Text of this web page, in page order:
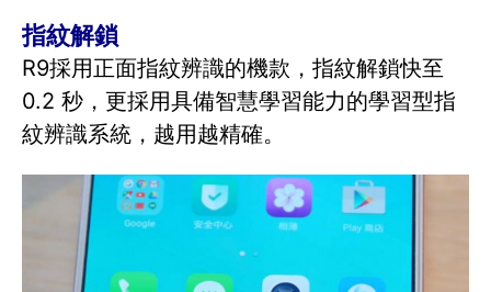
指紋解鎖
R9採用正面指紋辨識的機款，指紋解鎖快至
0.2 秒，更採用具備智慧學習能力的學習型指
紋辨識系統，越用越精確。